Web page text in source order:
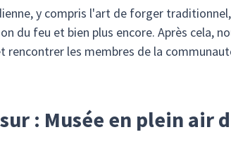
y compris l'art de forger
du feu et bien plus encore. Après cela,
rencontrer les membres de la
: Musée en plein air